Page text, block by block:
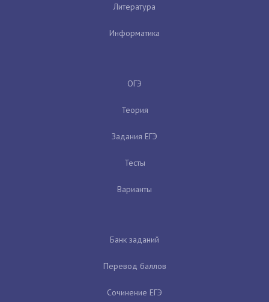
Литература
Информатика
ОГЭ
Теория
Задания ЕГЭ
Тесты
Варианты
Банк заданий
Перевод баллов
Сочинение ЕГЭ